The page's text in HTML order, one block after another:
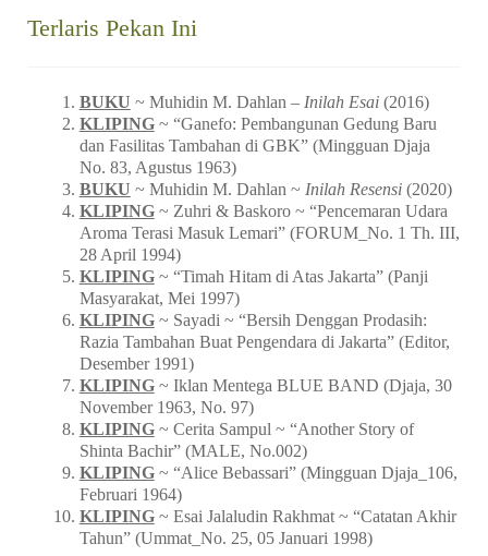
Terlaris Pekan Ini
BUKU ~ Muhidin M. Dahlan – Inilah Esai(2016)
KLIPING~ “Ganefo: Pembangunan Gedung Baru
dan Fasilitas Tambahan di GBK” (Mingguan Djaja
No. 83, Agustus 1963)
BUKU ~ Muhidin M. Dahlan ~ Inilah Resensi(2020)
KLIPING~ Zuhri & Baskoro ~ “Pencemaran Udara
Aroma Terasi Masuk Lemari” (FORUM_No. 1 Th. III,
28 April 1994)
KLIPING~ “Timah Hitam di Atas Jakarta” (Panji
Masyarakat, Mei 1997)
KLIPING~ Sayadi ~ “Bersih Denggan Prodasih:
Razia Tambahan Buat Pengendara di Jakarta” (Editor,
Desember 1991)
KLIPING~ Iklan Mentega BLUE BAND (Djaja, 30
November 1963, No. 97)
KLIPING~ Cerita Sampul ~ “Another Story of
Shinta Bachir” (MALE, No.002)
KLIPING~ “Alice Bebassari” (Mingguan Djaja_106,
Februari 1964)
KLIPING~ Esai Jalaludin Rakhmat ~ “Catatan Akhir
Tahun” (Ummat_No. 25, 05 Januari 1998)